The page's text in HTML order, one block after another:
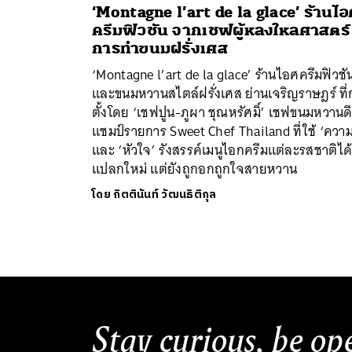
‘Montagne l’art de la glace’ ร้านไ
ครีมฟิวชัน จากเชฟผู้หลงใหลศาสตร์
การทำขนมฝรั่งเศส
‘Montagne l’art de la glace’ ร้านไอศครีมฟิวชั
และขนมหวานสไตล์ฝรั่งเศส ย่านเจริญราษฎร์
ตั้งโดย ‘เชฟปูน-ภูผา ชุณหรัศมิ์’ เชฟขนมหวาน
แชมป์รายการ Sweet Chef Thailand ที่ใช้ ‘ควา
และ ‘หัวใจ’ รังสรรค์เมนูไอกครีมแต่ละรสชาติได้
แปลกใหม่ แต่ยังถูกอกถูกใจสายหวาน
โดย กิตตินันท์ วัฒนธิติกุล
Stay curious, be